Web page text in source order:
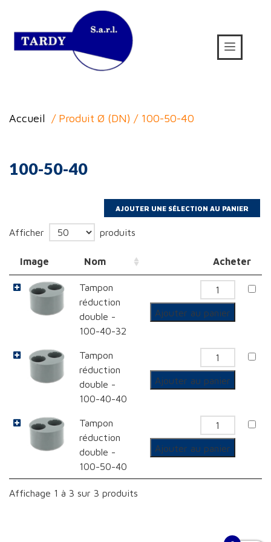
Accueil / Produit Ø (DN) / 100-50-40
100-50-40
Afficher produits
Image Nom Acheter
Tampon
réduction
double -
100-40-32
quantité
de
Tampon
double
Ajouter au panier
Tampon
réduction
double -
100-40-40
quantité
de
Tampon
double
Ajouter au panier
Tampon
réduction
double -
100-50-40
quantité
de
Tampon
Ajouter au panier
Affichage 1 à 3 sur 3 produits